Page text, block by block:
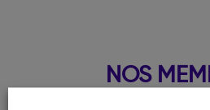
NOS